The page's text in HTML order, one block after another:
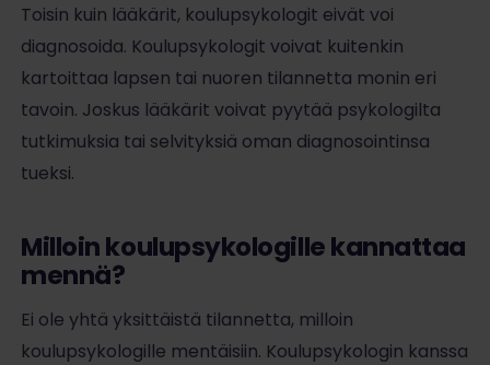
Toisin kuin lääkärit, koulupsykologit eivät voi
diagnosoida. Koulupsykologit voivat kuitenkin
kartoittaa lapsen tai nuoren tilannetta monin eri
tavoin. Joskus lääkärit voivat pyytää psykologilta
tutkimuksia tai selvityksiä oman diagnosointinsa
tueksi.
Milloin koulupsykologille kannattaa
mennä?
Ei ole yhtä yksittäistä tilannetta, milloin
koulupsykologille mentäisiin. Koulupsykologin kanssa